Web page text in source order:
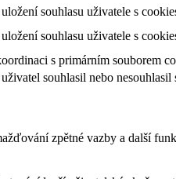
souhlasu uživatele s
souhlasu uživatele s
s primárním souborem
souhlasil nebo
zpětné vazby a další